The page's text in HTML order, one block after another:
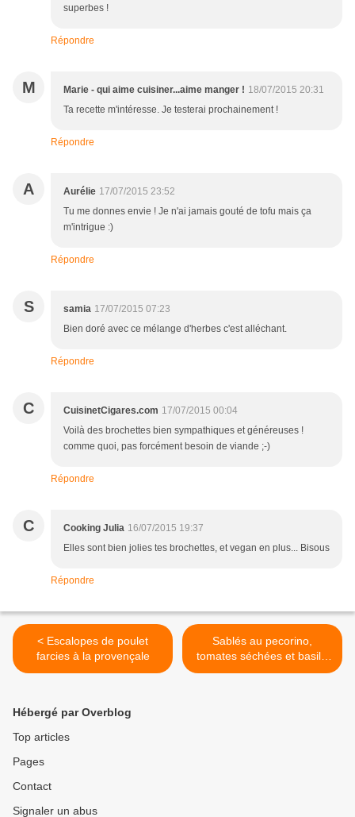
superbes !
Répondre
M Marie - qui aime cuisiner...aime manger ! 18/07/2015 20:31
Ta recette m'intéresse. Je testerai prochainement !
Répondre
A Aurélie 17/07/2015 23:52
Tu me donnes envie ! Je n'ai jamais gouté de tofu mais ça
m'intrigue :)
Répondre
S samia 17/07/2015 07:23
Bien doré avec ce mélange d'herbes c'est alléchant.
Répondre
C CuisinetCigares.com 17/07/2015 00:04
Voilà des brochettes bien sympathiques et généreuses !
comme quoi, pas forcément besoin de viande ;-)
Répondre
C Cooking Julia 16/07/2015 19:37
Elles sont bien jolies tes brochettes, et vegan en plus... Bisous
Répondre
< Escalopes de poulet
farcies à la provençale
Sablés au pecorino,
tomates séchées et basilic
>
Hébergé par Overblog
Top articles
Pages
Contact
Signaler un abus